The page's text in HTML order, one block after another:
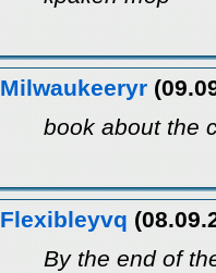
Milwaukeeryr
book about the
Flexibleyvq
By the end of